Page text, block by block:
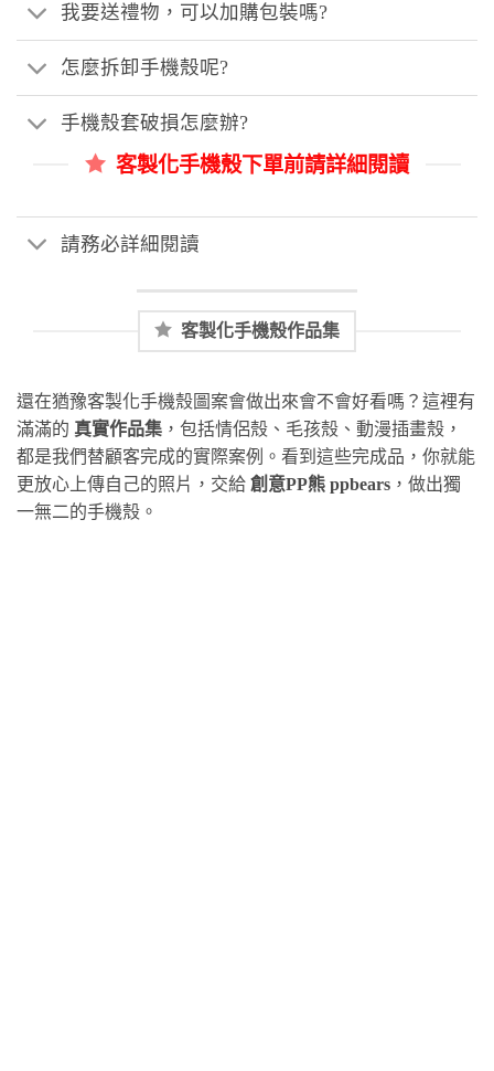
我要送禮物，可以加購包裝嗎?
怎麼拆卸手機殼呢?
手機殼套破損怎麼辦?
客製化手機殼下單前請詳細閱讀
請務必詳細閱讀
客製化手機殼作品集
還在猶豫客製化手機殼圖案會做出來會不會好看嗎？這裡有
滿滿的 真實作品集 ，包括情侶殼、毛孩殼、動漫插畫殼，
都是我們替顧客完成的實際案例。看到這些完成品，你就能
更放心上傳自己的照片，交給 創意PP熊 ppbears ，做出獨
一無二的手機殼。